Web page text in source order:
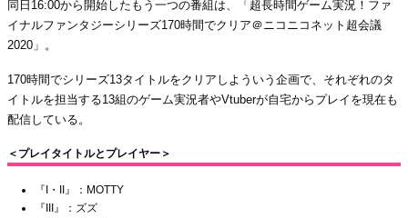
同日16:00から開始したもう一つの番組は、「超長時間ゲーム実況！ファ
イナルファンタジーシリーズ170時間でクリア＠ニコニコネット超会議
2020」。
170時間でシリーズ13タイトルをクリアしよういう企画で、それぞれのタ
イトルを担当する13組のゲーム実況者やVtuberが自宅からプレイを現在も
配信している。
＜プレイタイトルとプレイヤー＞
『I・II』：MOTTY
『III』：ズズ